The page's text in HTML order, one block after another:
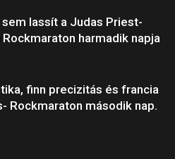
sem lassít a Judas Priest-
Rockmaraton harmadik napja
finn precizitás és francia
Rockmaraton második nap.